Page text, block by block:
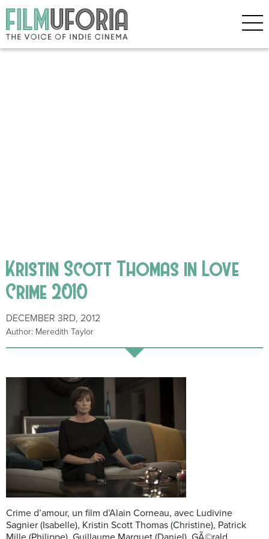
Kristin Scott Thomas in Love
Crime 2010
DECEMBER 3RD, 2012
Author: Meredith Taylor
Crime d’amour, un film d’Alain Corneau, avec Ludivine
Sagnier (Isabelle), Kristin Scott Thomas (Christine), Patrick